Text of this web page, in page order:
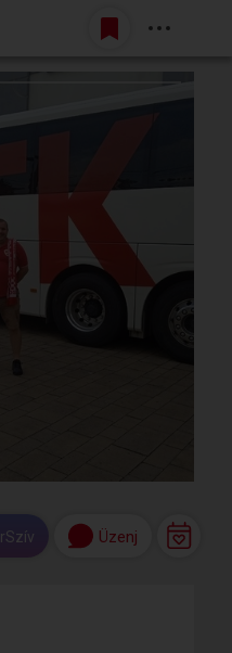
Belépés
Üzenj